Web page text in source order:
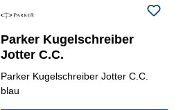
Parker Kugelschreiber
Jotter C.C.
Parker Kugelschreiber Jotter C.C.
blau